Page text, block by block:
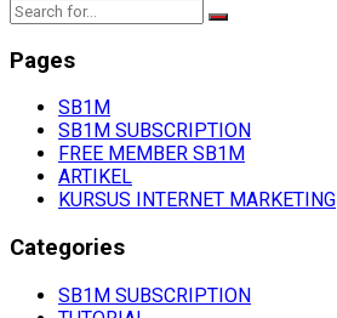
Pages
SB1M
SB1M SUBSCRIPTION
FREE MEMBER SB1M
ARTIKEL
KURSUS INTERNET MARKETING
Categories
SB1M SUBSCRIPTION